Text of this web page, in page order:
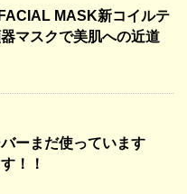
MASK新コイルテ
マスクで美肌への近道
ーまだ使っています
！！